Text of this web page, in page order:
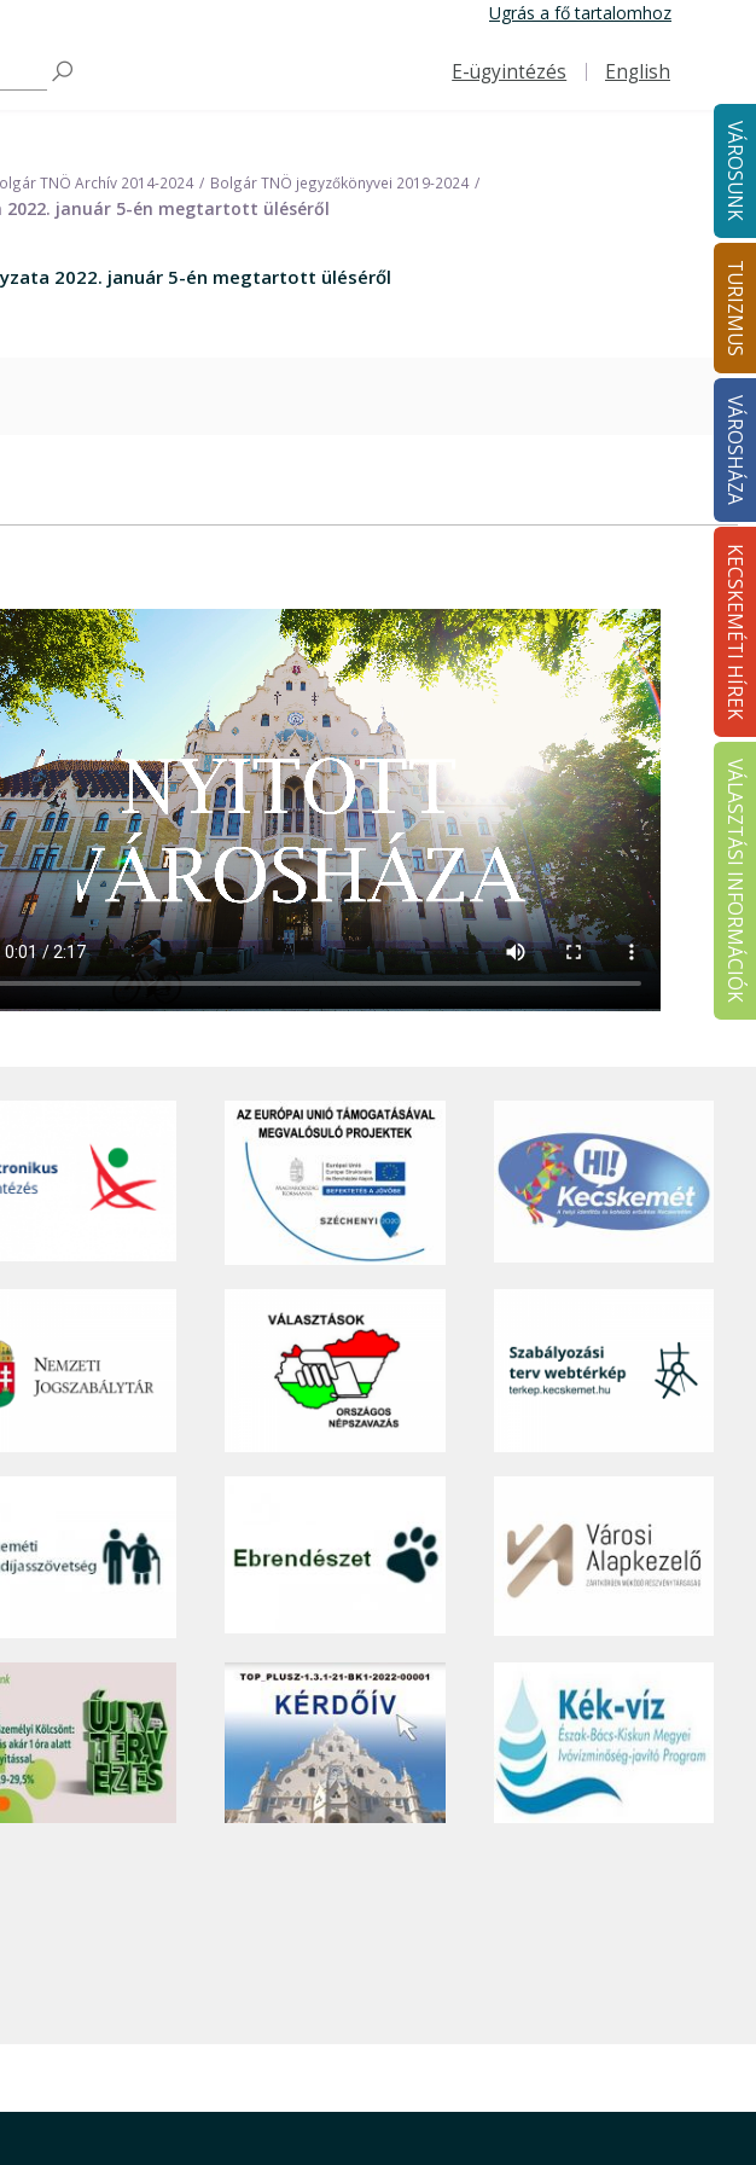
Ugrás a fő tartalomhoz
Felső navigáció
E-ügyintézés English
VÁROSUNK
TURIZMUS
VÁROSHÁZA
KECSKEMÉTI HÍREK
VÁLASZTÁSI INFORMÁCIÓK
TNÖ Archív 2014-2024 Bolgár TNÖ jegyzőkönyvei 2019-2024
2022. január 5-én megtartott üléséről
2022. január 5-én megtartott üléséről